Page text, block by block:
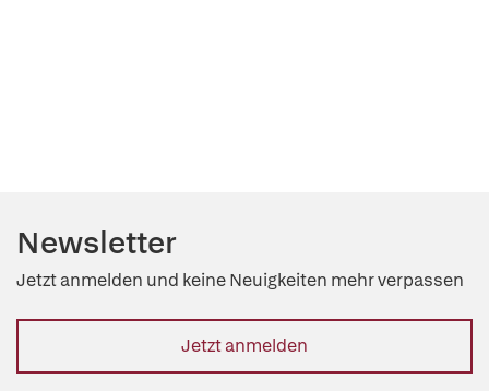
Newsletter
Jetzt anmelden und keine Neuigkeiten mehr verpassen
Jetzt anmelden